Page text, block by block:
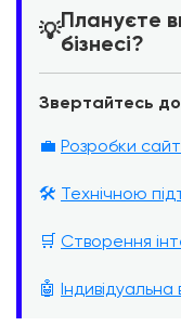
💡Плануєте
бізнесі?
Звертайтесь
💼 Розробки
🛠️ Технічною
🛒 Створення
🤖